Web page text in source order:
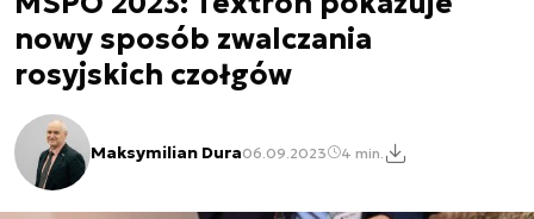
nowy sposób zwalczania
rosyjskich czołgów
Maksymilian Dura06.09.2023 4 min.